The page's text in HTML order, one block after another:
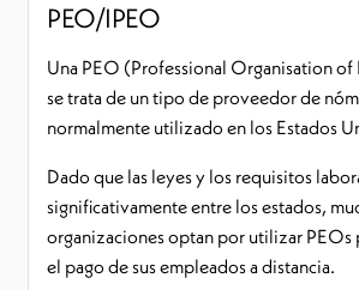
PEO/IPEO
Una PEO (Professional Organisation
se trata de un tipo de proveedor de
normalmente utilizado en los Estados
Dado que las leyes y los requisitos
significativamente entre los estados,
organizaciones optan por utilizar PEOs
el pago de sus empleados a distancia.